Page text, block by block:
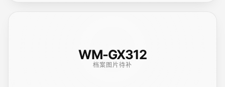
WM-GX312
档案图片待补